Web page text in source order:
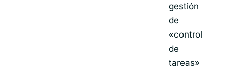
gestión
de
«control
de
tareas»